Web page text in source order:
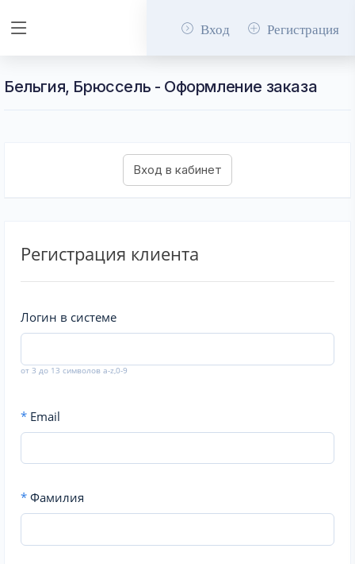
Вход Регистрация
Бельгия, Брюссель - Оформление заказа
Регистрация клиента
Логин в системе
от 3 до 13 символов a-z,0-9
* Email
* Фамилия